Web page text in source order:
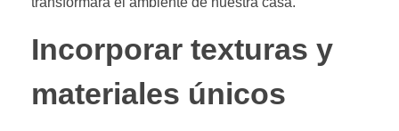
Incorporar texturas y
materiales únicos